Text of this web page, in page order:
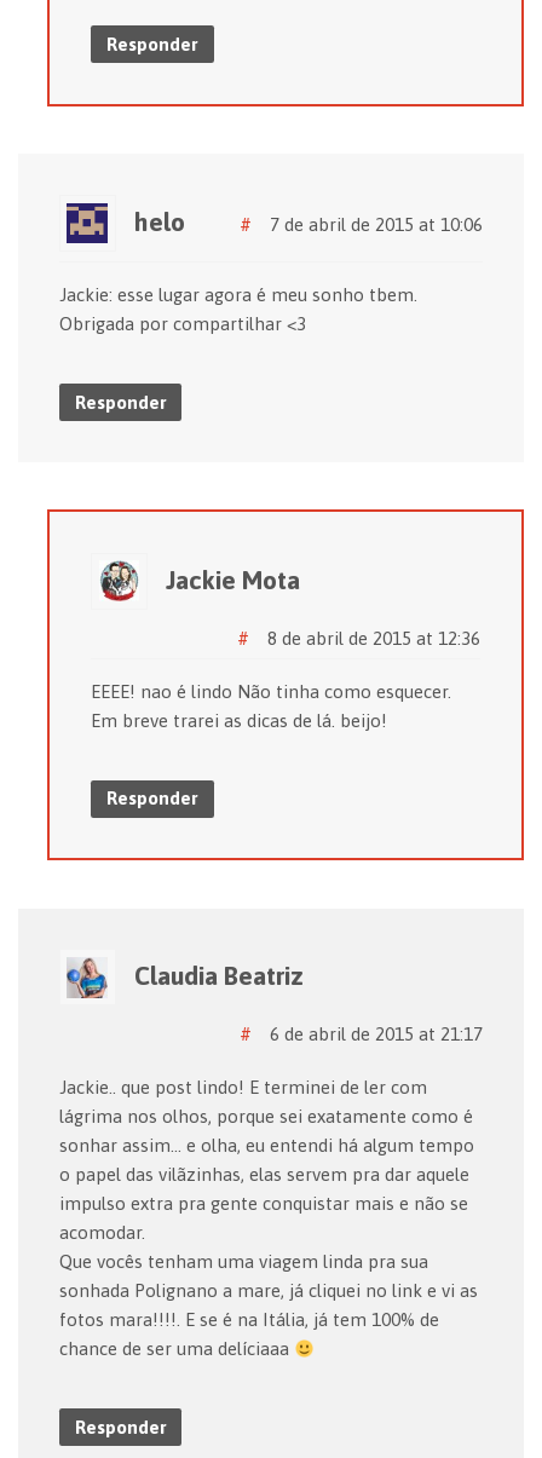
Responder
helo 7 de abril de 2015 at 10:06
#
Jackie: esse lugar agora é meu sonho tbem.
Obrigada por compartilhar <3
Responder
Jackie Mota
8 de abril de 2015 at 12:36
#
EEEE! nao é lindo Não tinha como esquecer.
Em breve trarei as dicas de lá. beijo!
Responder
Claudia Beatriz
6 de abril de 2015 at 21:17
#
Jackie.. que post lindo! E terminei de ler com
lágrima nos olhos, porque sei exatamente como é
sonhar assim… e olha, eu entendi há algum tempo
o papel das vilãzinhas, elas servem pra dar aquele
impulso extra pra gente conquistar mais e não se
acomodar.
Que vocês tenham uma viagem linda pra sua
sonhada Polignano a mare, já cliquei no link e vi as
fotos mara!!!!. E se é na Itália, já tem 100% de
chance de ser uma delíciaaa
Responder